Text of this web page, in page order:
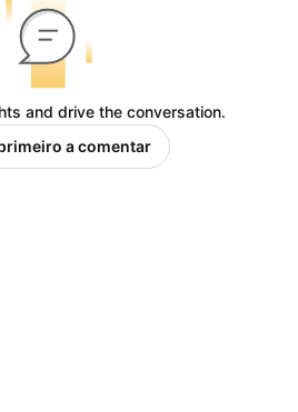
and drive the conversation.
a comentar